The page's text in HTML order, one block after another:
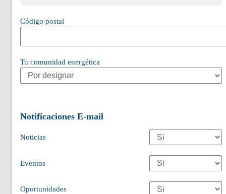
Código postal
Tu comunidad energética
Notificaciones E-mail
Noticias
Eventos
Oportunidades